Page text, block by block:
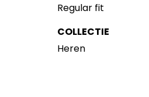
Regular fit
COLLECTIE
Heren